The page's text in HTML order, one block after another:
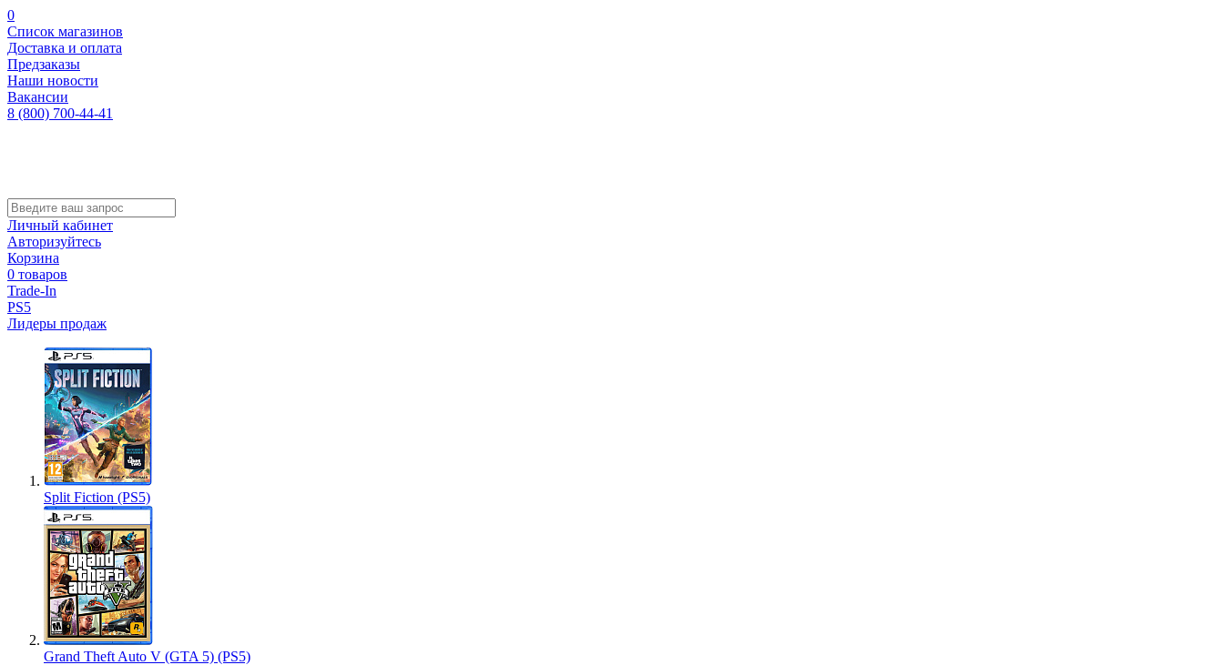
0
Список магазинов
Доставка и оплата
Предзаказы
Наши новости
Вакансии
8 (800) 700-44-41
Личный кабинет
Авторизуйтесь
Корзина
0 товаров
Trade-In
PS5
Лидеры продаж
Split Fiction (PS5)
Grand Theft Auto V (GTA 5) (PS5)